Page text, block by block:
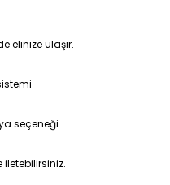
elinize ulaşır.
seçeneği
iletebilirsiniz.